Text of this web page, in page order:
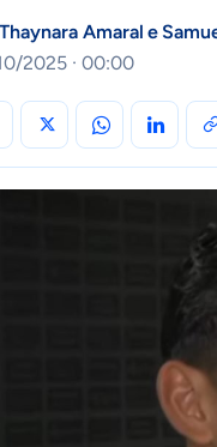
Thaynara Amaral e
2025 · 00:00